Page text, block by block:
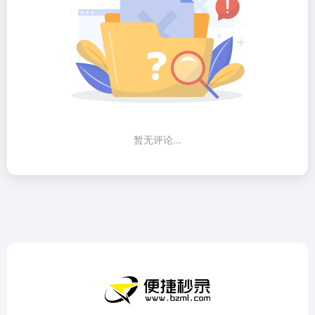
暂无评论...